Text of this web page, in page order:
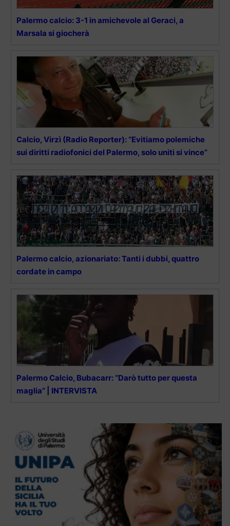
Palermo calcio: 3-1 in amichevole al Geraci, a
Marsala si giocherà
Calcio, Virzì (Radio Reporter): “Evitiamo polemiche
sui diritti radiofonici del Palermo, solo uniti si vince”
Palermo calcio, azionariato: Tanti i dubbi, quattro
cordate in campo
Palermo Calcio, Bubacarr: “Darò tutto per questa
maglia” | INTERVISTA